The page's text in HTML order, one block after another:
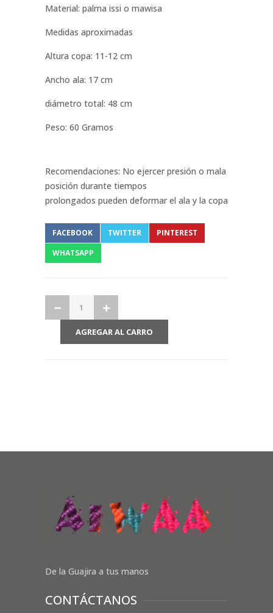
Material: palma issi o mawisa
Medidas aproximadas
Altura copa: 11-12 cm
Ancho ala: 17 cm
diámetro total: 48 cm
Peso: 60 Gramos
Recomendaciones: No ejercer presión o mala
posición durante tiempos
prolongados pueden deformar el ala y la copa
FACEBOOK TWITTER
PINTEREST
WHATSAPP
De la Guajira a tus manos
CONTÁCTANOS